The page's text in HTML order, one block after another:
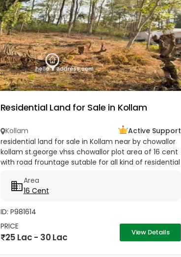
Residential Land for Sale in Kollam
Kollam
Active Support
residential land for sale in Kollam near by chowallor
kollam st.george vhss chowallor plot area of 16 cent
with road frountage sutable for all kind of residential
per...
Area
16 Cent
ID: P981614
PRICE
25 Lac - 30 Lac View Details